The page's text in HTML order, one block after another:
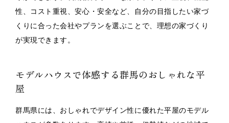
性、コスト重視、安心・安全など、自分の目指したい家づ
くりに合った会社やプランを選ぶことで、理想の家づくり
が実現できます。
モデルハウスで体感する群馬のおしゃれな平
屋
群馬県には、おしゃれでデザイン性に優れた平屋のモデル